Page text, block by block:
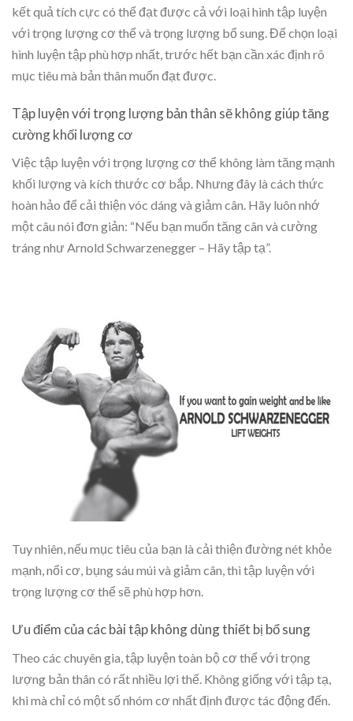
kết quả tích cực có thể đạt được cả với loại hình tập luyện
với trọng lượng cơ thể và trọng lượng bổ sung. Để chọn loại
hình luyện tập phù hợp nhất, trước hết bạn cần xác định rõ
mục tiêu mà bản thân muốn đạt được.
Tập luyện với trọng lượng bản thân sẽ không giúp tăng
cường khối lượng cơ
Việc tập luyện với trọng lượng cơ thể không làm tăng mạnh
khối lượng và kích thước cơ bắp. Nhưng đây là cách thức
hoàn hảo để cải thiện vóc dáng và giảm cân. Hãy luôn nhớ
một câu nói đơn giản: “Nếu bạn muốn tăng cân và cường
tráng như Arnold Schwarzenegger – Hãy tập tạ”.
Tuy nhiên, nếu mục tiêu của bạn là cải thiện đường nét khỏe
mạnh, nổi cơ, bụng sáu múi và giảm cân, thì tập luyện với
trọng lượng cơ thể sẽ phù hợp hơn.
Ưu điểm của các bài tập không dùng thiết bị bổ sung
Theo các chuyên gia, tập luyện toàn bộ cơ thể với trọng
lượng bản thân có rất nhiều lợi thế. Không giống với tập tạ,
khi mà chỉ có một số nhóm cơ nhất định được tác động đến.